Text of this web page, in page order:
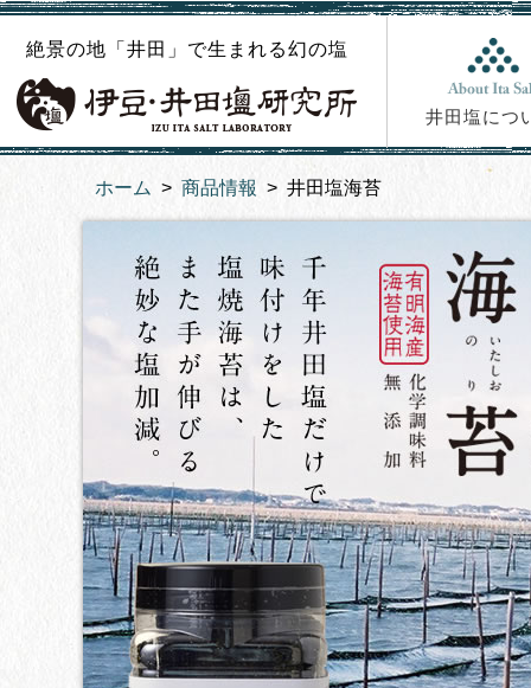
絶景の地「井田」で生まれる幻の塩
井田塩につ
ホーム 商品情報 井田塩海苔